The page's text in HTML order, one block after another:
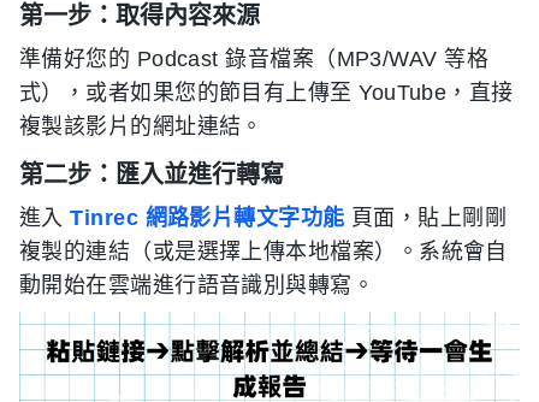
第一步：取得內容來源
準備好您的 Podcast 錄音檔案（MP3/WAV 等格
式），或者如果您的節目有上傳至 YouTube，直接
複製該影片的網址連結。
第二步：匯入並進行轉寫
進入Tinrec 網路影片轉文字功能 頁面，貼上剛剛
複製的連結（或是選擇上傳本地檔案）。系統會自
動開始在雲端進行語音識別與轉寫。